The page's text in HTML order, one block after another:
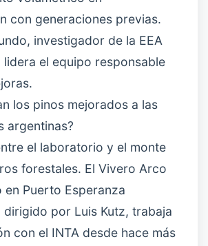
con generaciones previas.
investigador de la EEA
el equipo responsable
los pinos mejorados a las
argentinas?
el laboratorio y el monte
forestales. El Vivero Arco
en Puerto Esperanza
dirigido por Luis Kutz, trabaja
con el INTA desde hace más